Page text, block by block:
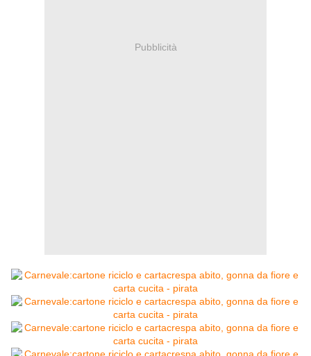
Pubblicità